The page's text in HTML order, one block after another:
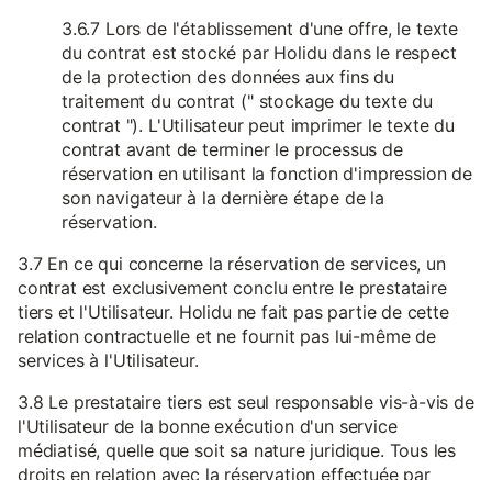
3.6.7 Lors de l'établissement d'une offre, le texte
du contrat est stocké par Holidu dans le respect
de la protection des données aux fins du
traitement du contrat (" stockage du texte du
contrat "). L'Utilisateur peut imprimer le texte du
contrat avant de terminer le processus de
réservation en utilisant la fonction d'impression de
son navigateur à la dernière étape de la
réservation.
3.7 En ce qui concerne la réservation de services, un
contrat est exclusivement conclu entre le prestataire
tiers et l'Utilisateur. Holidu ne fait pas partie de cette
relation contractuelle et ne fournit pas lui-même de
services à l'Utilisateur.
3.8 Le prestataire tiers est seul responsable vis-à-vis de
l'Utilisateur de la bonne exécution d'un service
médiatisé, quelle que soit sa nature juridique. Tous les
droits en relation avec la réservation effectuée par